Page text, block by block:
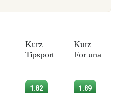
Kurz
Tipsport
Kurz
Fortuna
1.82 1.89